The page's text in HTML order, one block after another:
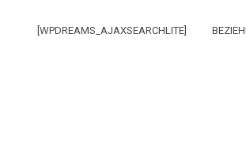
[WPDREAMS_AJAXSEARCHLITE]